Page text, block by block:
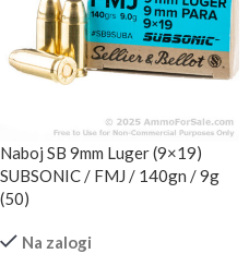
Naboj SB 9mm Luger (9×19)
SUBSONIC / FMJ / 140gn / 9g
(50)
Na zalogi